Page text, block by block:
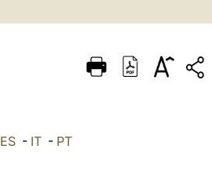
ITALIANO
ES - IT - PT